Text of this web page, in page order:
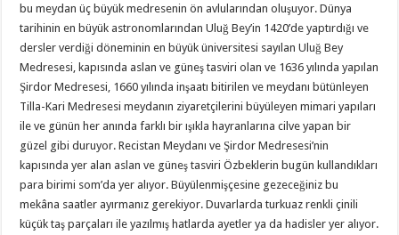
bu meydan üç büyük medresenin ön avlularından oluşuyor. Dünya
tarihinin en büyük astronomlarından Uluğ Bey’in 1420’de yaptırdığı ve
dersler verdiği döneminin en büyük üniversitesi sayılan Uluğ Bey
Medresesi, kapısında aslan ve güneş tasviri olan ve 1636 yılında yapılan
Şirdor Medresesi, 1660 yılında inşaatı bitirilen ve meydanı bütünleyen
Tilla-Kari Medresesi meydanın ziyaretçilerini büyüleyen mimari yapıları
ile ve günün her anında farklı bir ışıkla hayranlarına cilve yapan bir
güzel gibi duruyor. Recistan Meydanı ve Şirdor Medresesi’nin
kapısında yer alan aslan ve güneş tasviri Özbeklerin bugün kullandıkları
para birimi som’da yer alıyor. Büyülenmişçesine gezeceğiniz bu
mekâna saatler ayırmanız gerekiyor. Duvarlarda turkuaz renkli çinili
küçük taş parçaları ile yazılmış hatlarda ayetler ya da hadisler yer alıyor.